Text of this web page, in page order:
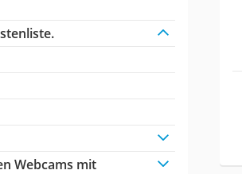
Webcams mit